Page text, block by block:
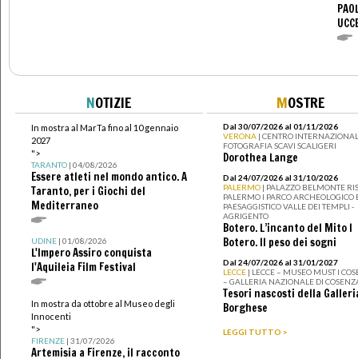
NOTIZIE
In mostra al MarTa fino al 10 gennaio
2027
">
TARANTO| 04/08/2026
Essere atleti nel mondo antico. A
Taranto, per i Giochi del
Mediterraneo
UDINE| 01/08/2026
L'Impero Assiro conquista
l'Aquileia Film Festival
In mostra da ottobre al Museo degli
Innocenti
">
FIRENZE| 31/07/2026
Artemisia a Firenze, il racconto
MOSTRE
Dal 30/07/2026 al 01/11/2026
VERONA | CENTRO
FOTOGRAFIA SCAVI SCALIGERI
Dorothea Lange
Dal 24/07/2026 al 31/10/2026
PALERMO | PALAZZO BELMONTE
PALERMO I PARCO ARCHEOLOGICO
PAESAGGISTICO VALLE DEI TEMPLI -
AGRIGENTO
Botero. L’incanto del Mito I
Botero. Il peso dei sogni
Dal 24/07/2026 al 31/01/2027
LECCE | LECCE – MUSEO MUST I
– GALLERIA NAZIONALE DI
Tesori nascosti della
Borghese
LEGGI TUTTO >